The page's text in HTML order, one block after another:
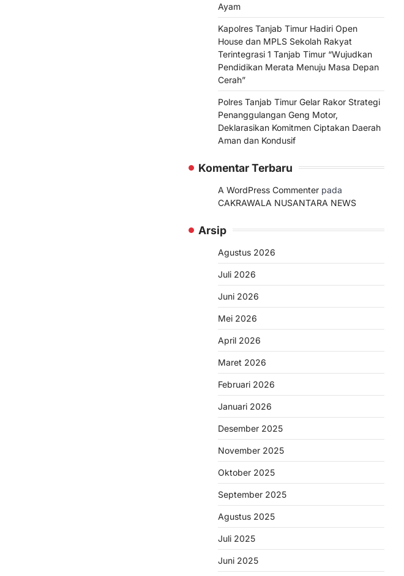
Ayam
Kapolres Tanjab Timur Hadiri Open
House dan MPLS Sekolah Rakyat
Terintegrasi 1 Tanjab Timur “Wujudkan
Pendidikan Merata Menuju Masa Depan
Cerah”
Polres Tanjab Timur Gelar Rakor Strategi
Penanggulangan Geng Motor,
Deklarasikan Komitmen Ciptakan Daerah
Aman dan Kondusif
Komentar Terbaru
A WordPress Commenter pada
CAKRAWALA NUSANTARA NEWS
Arsip
Agustus 2026
Juli 2026
Juni 2026
Mei 2026
April 2026
Maret 2026
Februari 2026
Januari 2026
Desember 2025
November 2025
Oktober 2025
September 2025
Agustus 2025
Juli 2025
Juni 2025